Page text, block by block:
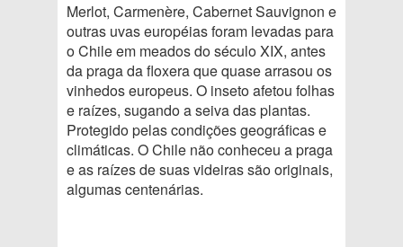
Merlot, Carmenère, Cabernet Sauvignon e
outras uvas européias foram levadas para
o Chile em meados do século XIX, antes
da praga da floxera que quase arrasou os
vinhedos europeus. O inseto afetou folhas
e raízes, sugando a seiva das plantas.
Protegido pelas condições geográficas e
climáticas. O Chile não conheceu a praga
e as raízes de suas videiras são originais,
algumas centenárias.